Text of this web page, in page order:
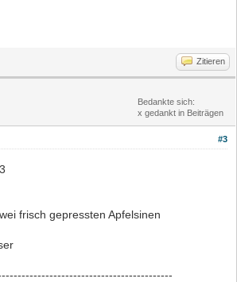
Zitieren
Bedankte sich:
x gedankt in Beiträgen
#3
frisch gepressten Apfelsinen